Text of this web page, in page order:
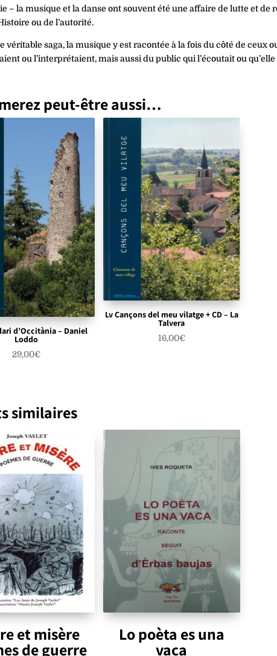
– la musique et la danse ont souvent été une affaire de lutte et de
ou de l’autorité.
véritable saga, la musique y est racontée à la fois du côté de ceux
ou l’interprétaient, mais aussi du public qui l’écoutait ou
peut-être aussi…
d’Occitània – Daniel
Loddo
29,00€
Lv Cançons del meu vilatge + CD – La
Talvera
16,00€
similaires
et misère
de guerre
Lo poèta es una
vaca